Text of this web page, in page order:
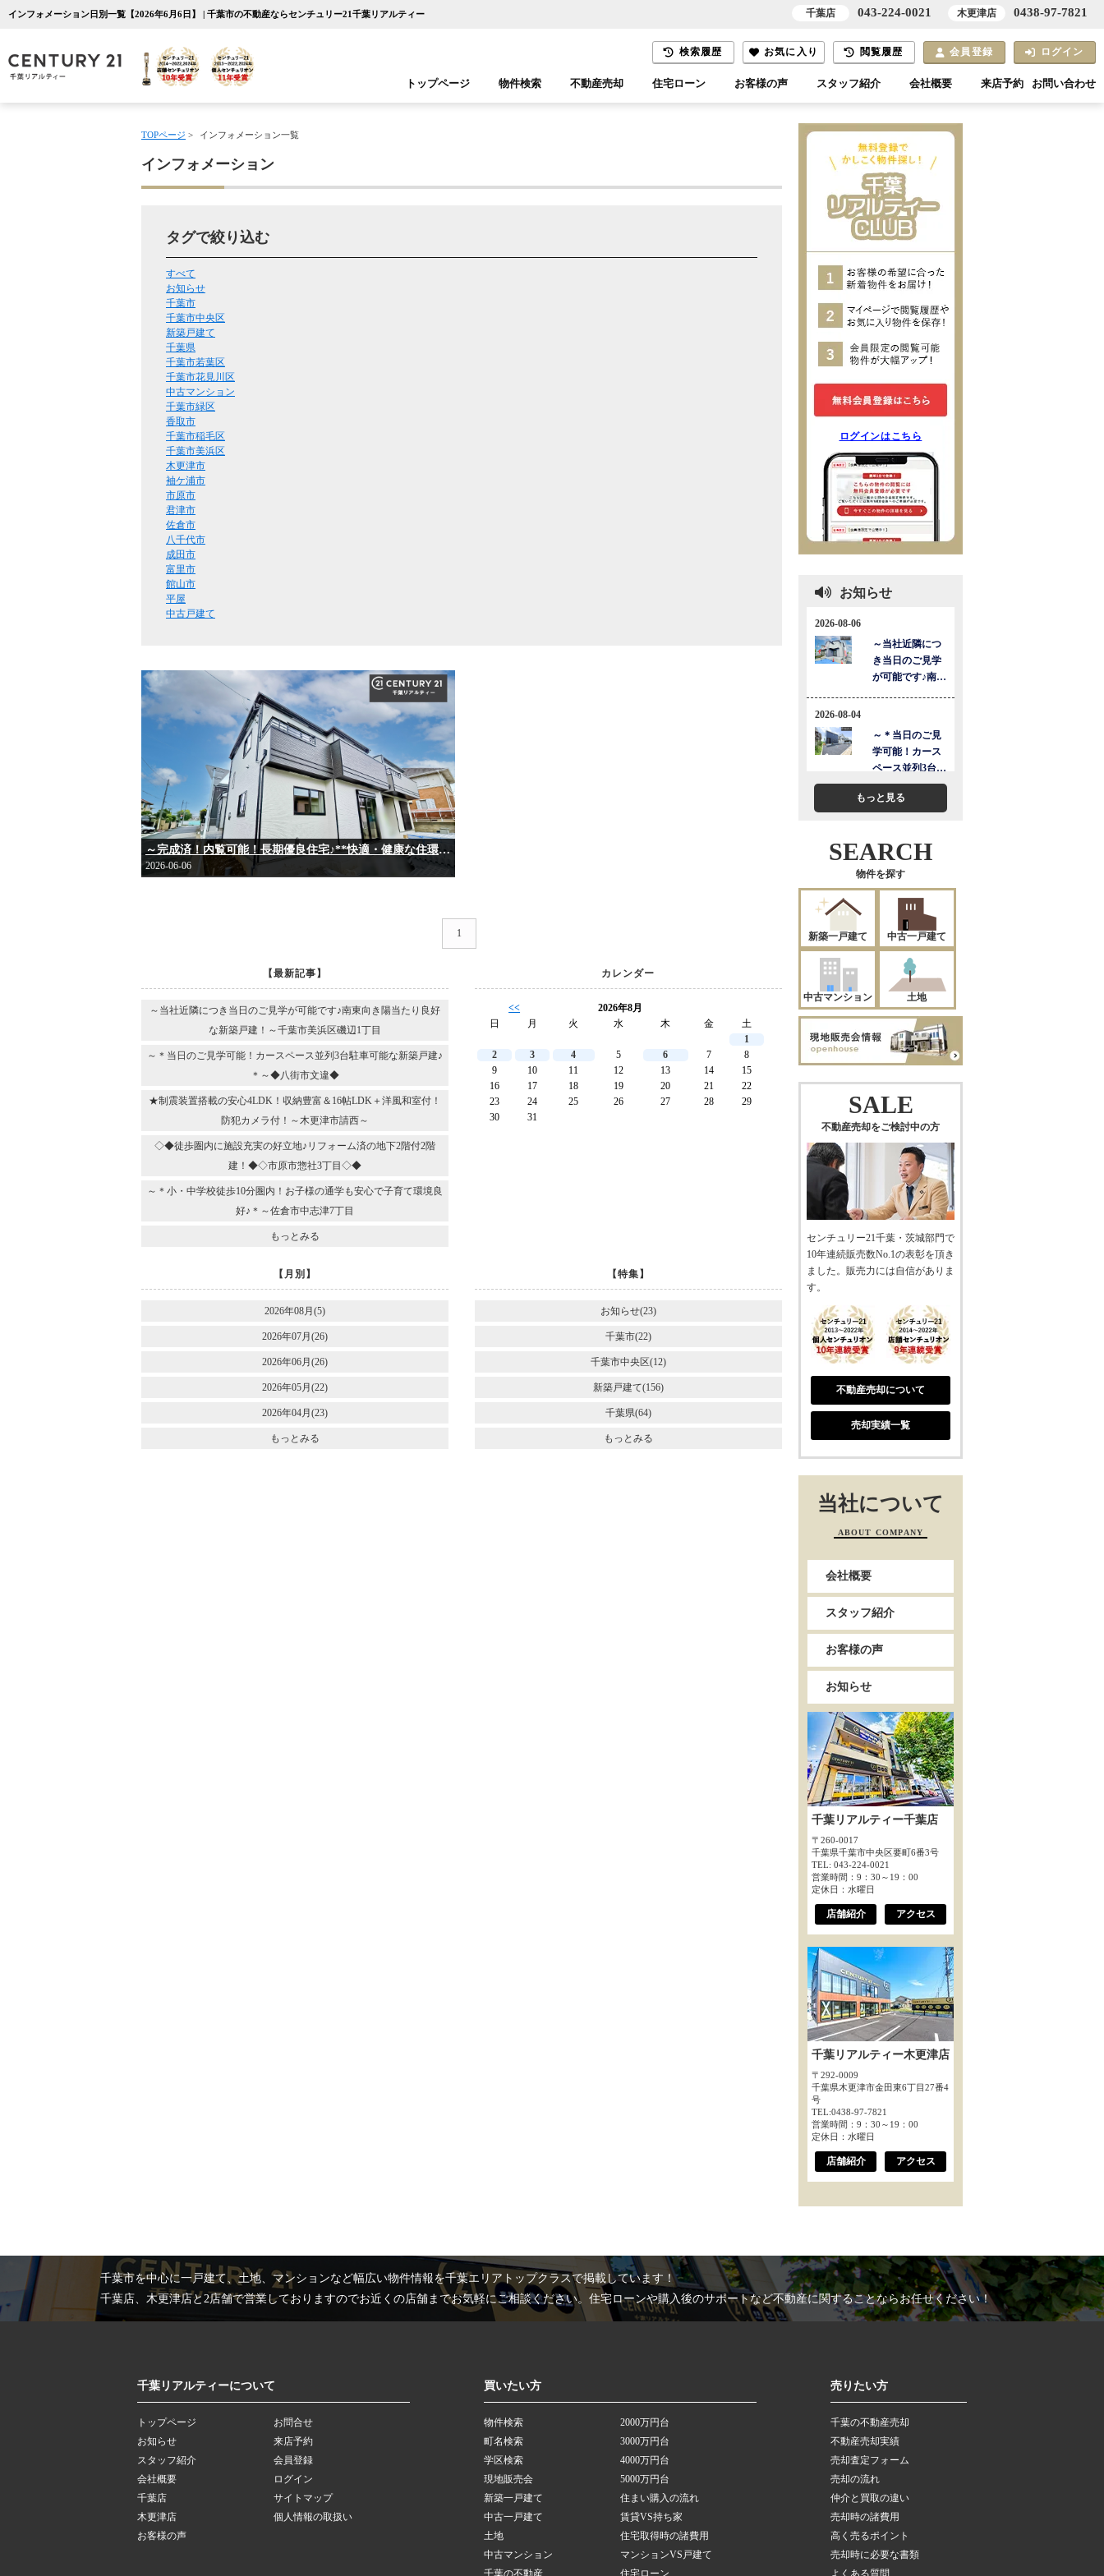
インフォメーション日別一覧【2026年6月6日】 | 千葉市の不動産ならセンチュリー21千葉リアルティー
検索履歴 お気に入り 閲覧履歴 会員登録 ログイン
トップページ 物件検索 不動産売却 住宅ローン お客様の声 スタッフ紹介 会社概要 来店予約 お問い合わせ
TOPページ > インフォメーション一覧
インフォメーション
タグで絞り込む
すべて
お知らせ
千葉市
千葉市中央区
新築戸建て
千葉県
千葉市若葉区
千葉市花見川区
中古マンション
千葉市緑区
香取市
千葉市稲毛区
千葉市美浜区
木更津市
袖ケ浦市
市原市
君津市
佐倉市
八千代市
成田市
富里市
館山市
平屋
中古戸建て
～完成済！内覧可能！長期優良住宅♪**快適・健康な住環境です♪～千葉市稲毛区宮野木町
2026-06-06
1
【最新記事】
～当社近隣につき当日のご見学が可能です♪南東向き陽当たり良好
な新築戸建！～千葉市美浜区磯辺1丁目
～＊当日のご見学可能！カースペース並列3台駐車可能な新築戸建♪
＊～◆八街市文違◆
★制震装置搭載の安心4LDK！収納豊富＆16帖LDK＋洋風和室付！
防犯カメラ付！～木更津市請西～
◇◆徒歩圏内に施設充実の好立地♪リフォーム済の地下2階付2階
建！◆◇市原市惣社3丁目◇◆
～＊小・中学校徒歩10分圏内！お子様の通学も安心で子育て環境良
好♪＊～佐倉市中志津7丁目
もっとみる
カレンダー
<<
2026年8月
日
月 火 水 木 金
土
1
2
3 4 5 6 7
8
9
10 11 12 13 14
15
16
17 18 19 20 21
22
23
24 25 26 27 28
29
30
31
【月別】
2026年08月(5)
2026年07月(26)
2026年06月(26)
2026年05月(22)
2026年04月(23)
もっとみる
【特集】
お知らせ(23)
千葉市(22)
千葉市中央区(12)
新築戸建て(156)
千葉県(64)
もっとみる
ログインはこちら
お知らせ
もっと見る
SEARCH
物件を探す
新築一戸建て 中古一戸建て
中古マンション 土地
SALE
不動産売却をご検討中の方
センチュリー21千葉・茨城部門で
10年連続販売数No.1の表彰を頂き
ました。販売力には自信がありま
す。
不動産売却について
売却実績一覧
当社について
ABOUT COMPANY
会社概要
スタッフ紹介
お客様の声
お知らせ
千葉リアルティー千葉店
〒260-0017
千葉県千葉市中央区要町6番3号
TEL: 043-224-0021
営業時間：9：30～19：00
定休日：水曜日
店舗紹介 アクセス
千葉リアルティー木更津店
〒292-0009
千葉県木更津市金田東6丁目27番4
号
TEL:0438-97-7821
営業時間：9：30～19：00
定休日：水曜日
店舗紹介 アクセス
千葉市を中心に一戸建て、土地、マンションなど幅広い物件情報を千葉エリアトップクラスで掲載しています！
千葉店、木更津店と2店舗で営業しておりますのでお近くの店舗までお気軽にご相談ください。住宅ローンや購入後のサポートなど不動産に関することならお任せください！
千葉リアルティーについて
トップページ
お知らせ
スタッフ紹介
会社概要
千葉店
木更津店
お客様の声
お問合せ
来店予約
会員登録
ログイン
サイトマップ
個人情報の取扱い
買いたい方
物件検索
町名検索
学区検索
現地販売会
新築一戸建て
中古一戸建て
土地
中古マンション
千葉の不動産
2000万円台
3000万円台
4000万円台
5000万円台
住まい購入の流れ
賃貸VS持ち家
住宅取得時の諸費用
マンションVS戸建て
住宅ローン
売りたい方
千葉の不動産売却
不動産売却実績
売却査定フォーム
売却の流れ
仲介と買取の違い
売却時の諸費用
高く売るポイント
売却時に必要な書類
よくある質問
千葉店 043-224-0021 木更津店 0438-97-7821